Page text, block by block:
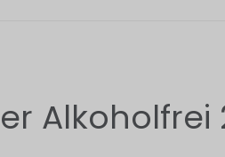
Alkoholfrei